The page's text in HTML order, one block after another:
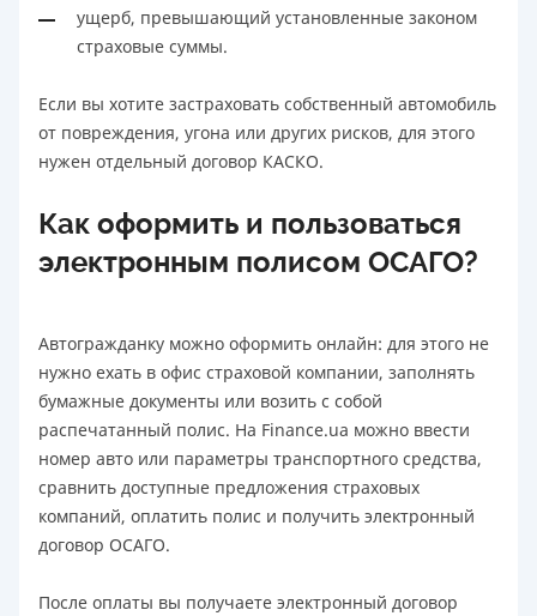
ущерб, превышающий установленные законом
страховые суммы.
Если вы хотите застраховать собственный автомобиль
от повреждения, угона или других рисков, для этого
нужен отдельный договор КАСКО.
Как оформить и пользоваться
электронным полисом ОСАГО?
Автогражданку можно оформить онлайн: для этого не
нужно ехать в офис страховой компании, заполнять
бумажные документы или возить с собой
распечатанный полис. На Finance.ua можно ввести
номер авто или параметры транспортного средства,
сравнить доступные предложения страховых
компаний, оплатить полис и получить электронный
договор ОСАГО.
После оплаты вы получаете электронный договор